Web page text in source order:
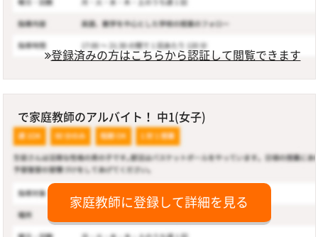
登録済みの方はこちらから認証して閲覧できます
で家庭教師のアルバイト！ 中1(女子)
家庭教師に登録して詳細を見る